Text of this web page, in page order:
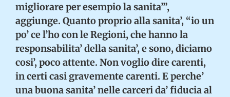
migliorare per esempio la sanita’”,
aggiunge. Quanto proprio alla sanita’, “io un
po’ ce l’ho con le Regioni, che hanno la
responsabilita’ della sanita’, e sono, diciamo
cosi’, poco attente. Non voglio dire carenti,
in certi casi gravemente carenti. E perche’
una buona sanita’ nelle carceri da’ fiducia al